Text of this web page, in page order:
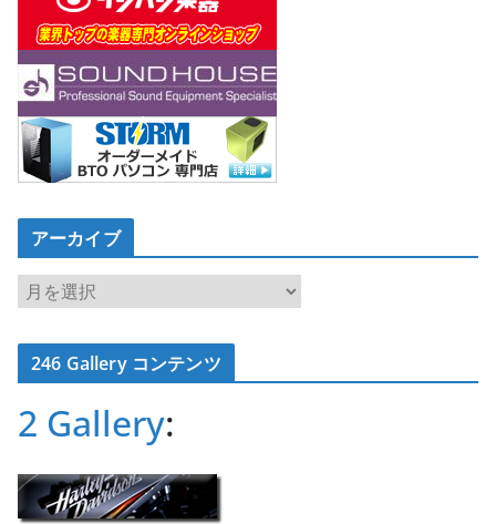
アーカイブ
ア
カ
イ246 Gallery コンテンツ
2 Gallery: